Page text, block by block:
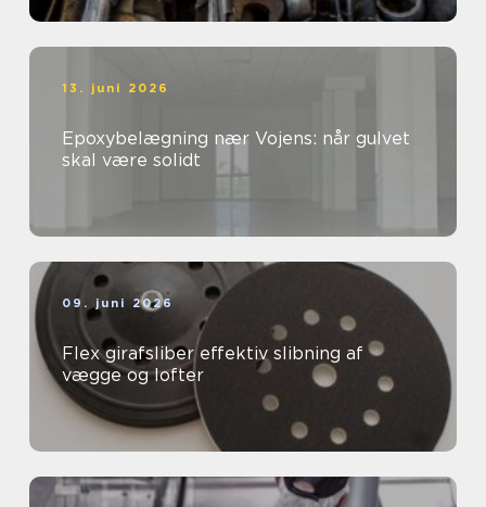
13. juni 2026
Epoxybelægning nær Vojens: når gulvet
skal være solidt
09. juni 2026
Flex girafsliber effektiv slibning af
vægge og lofter